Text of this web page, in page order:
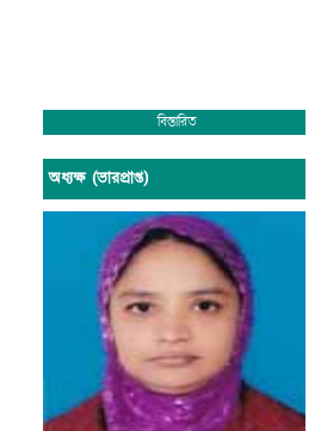
বিস্তারিত
অধ্যক্ষ (ভারপ্রাপ্ত)